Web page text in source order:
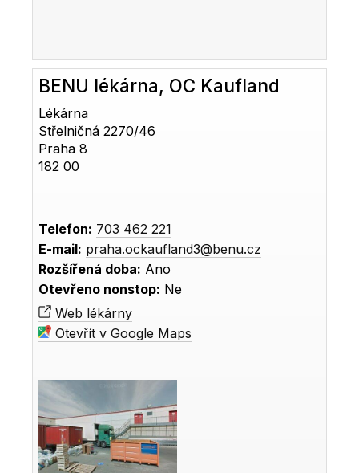
BENU lékárna, OC Kaufland
Lékárna
Střelničná 2270/46
Praha 8
182 00
Telefon: 703 462 221
E-mail: praha.ockaufland3@benu.cz
Rozšířená doba: Ano
Otevřeno nonstop: Ne
Web lékárny
Otevřít v Google Maps